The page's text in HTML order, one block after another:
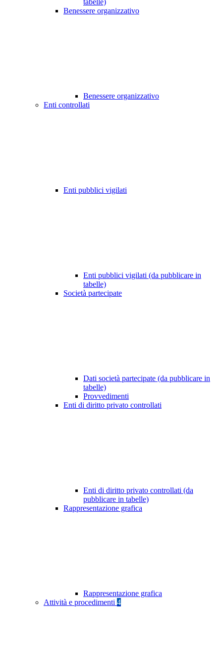
tabelle)
Benessere organizzativo
Benessere organizzativo
Enti controllati
Enti pubblici vigilati
Enti pubblici vigilati (da pubblicare in
tabelle)
Società partecipate
Dati società partecipate (da pubblicare in
tabelle)
Provvedimenti
Enti di diritto privato controllati
Enti di diritto privato controllati (da
pubblicare in tabelle)
Rappresentazione grafica
Rappresentazione grafica
Attività e procedimenti 4